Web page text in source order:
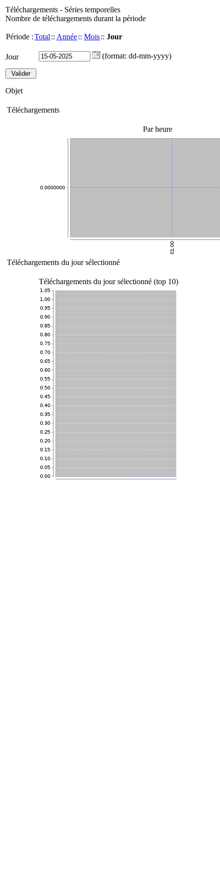
Téléchargements - Séries temporelles
Nombre de téléchargements durant la période
Période :Total :: Année:: Mois:: Jour
Jour (format: dd-mm-yyyy)
Objet
Téléchargements
Par heure
Téléchargements du jour sélectionné
Téléchargements du jour sélectionné (top 10)